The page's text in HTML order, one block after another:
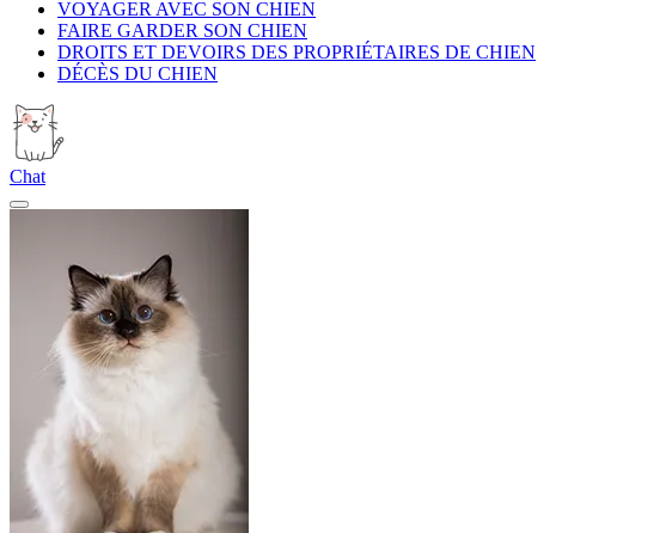
VOYAGER AVEC SON CHIEN
FAIRE GARDER SON CHIEN
DROITS ET DEVOIRS DES PROPRIÉTAIRES DE CHIEN
DÉCÈS DU CHIEN
Chat